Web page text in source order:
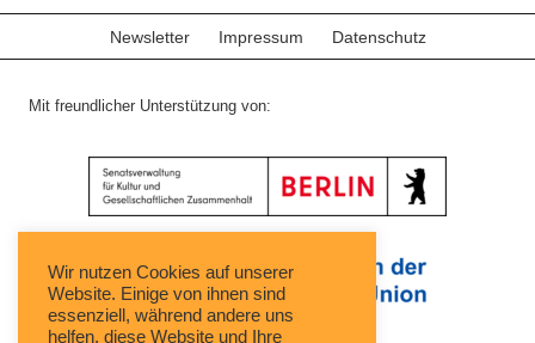
Newsletter Impressum Datenschutz
Mit freundlicher Unterstützung von:
Wir nutzen Cookies auf unserer
Website. Einige von ihnen sind
essenziell, während andere uns
helfen, diese Website und Ihre